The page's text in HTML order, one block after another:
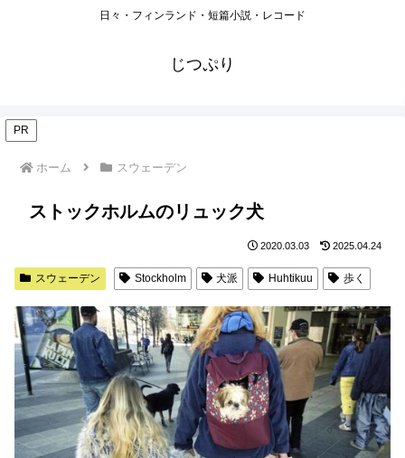
日々・フィンランド・短篇小説・レコード
じつぷり
PR
ホーム スウェーデン
ストックホルムのリュック犬
2020.03.03 2025.04.24
スウェーデン Stockholm 犬派 Huhtikuu 歩く